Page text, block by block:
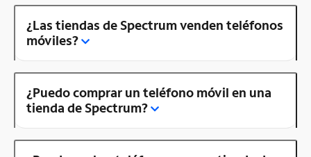
¿Las tiendas de Spectrum venden teléfonos
móviles?
¿Puedo comprar un teléfono móvil en una
tienda de Spectrum?